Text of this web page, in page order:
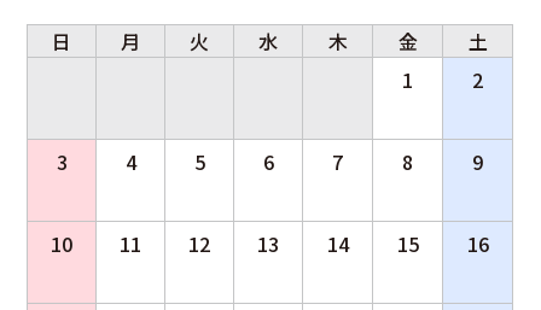
日 月 火 水 木 金
土
1
2
3 4 5 6 7 8 9
10 11 12 13 14 15 16